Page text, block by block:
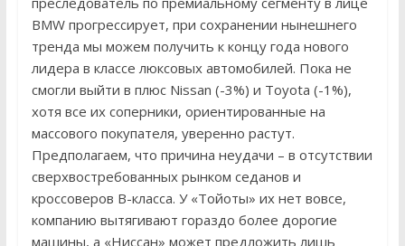
BMW прогрессирует, при сохранении нынешнего
тренда мы можем получить к концу года нового
лидера в классе люксовых автомобилей. Пока не
смогли выйти в плюс Nissan (-3%) и Toyota (-1%),
хотя все их соперники, ориентированные на
массового покупателя, уверенно растут.
Предполагаем, что причина неудачи – в отсутствии
сверхвостребованных рынком седанов и
кроссоверов В-класса. У «Тойоты» их нет вовсе,
компанию вытягивают гораздо более дорогие
машины, а «Ниссан» может предложить лишь